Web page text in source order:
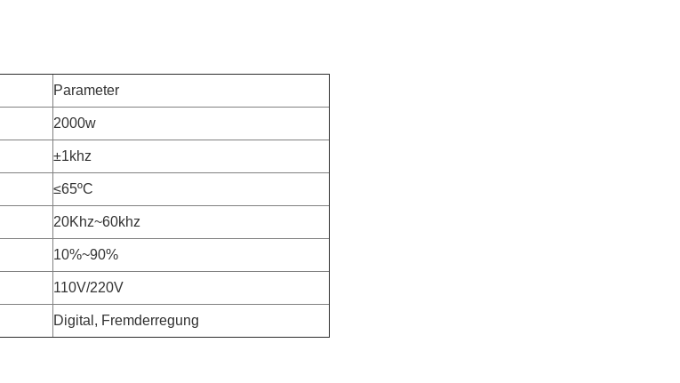
Parameter
2000w
±1khz
≤65ºC
20Khz~60khz
10%~90%
110V/220V
Digital, Fremderregung